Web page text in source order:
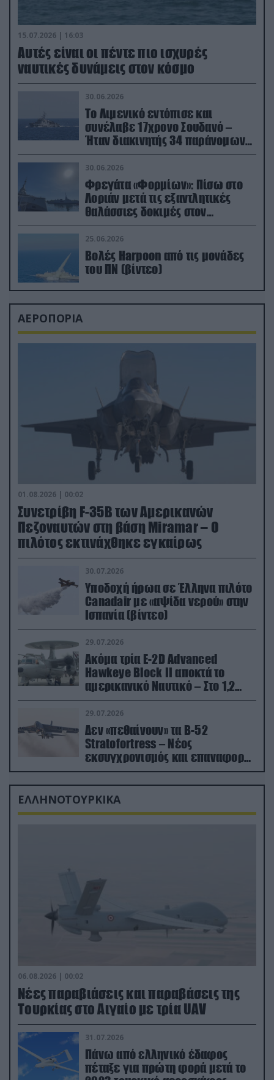
15.07.2026 | 16:03
Aυτές είναι οι πέντε πιο ισχυρές
ναυτικές δυνάμεις στον κόσμο
30.06.2026
Το Λιμενικό εντόπισε και
συνέλαβε 17χρονο Σουδανό –
Ήταν διακινητής 34 παράνομων
μεταναστών
30.06.2026
Φρεγάτα «Φορμίων»: Πίσω στο
Λοριάν μετά τις εξαντλητικές
θαλάσσιες δοκιμές στον
απαιτητικό Βισκαϊκό
25.06.2026
Βολές Harpoon από τις μονάδες
του ΠΝ (βίντεο)
ΑΕΡΟΠΟΡΙΑ
01.08.2026 | 00:02
Συνετρίβη F-35B των Αμερικανών
Πεζοναυτών στη βάση Miramar – Ο
πιλότος εκτινάχθηκε εγκαίρως
30.07.2026
Υποδοχή ήρωα σε Έλληνα πιλότο
Canadair με «αψίδα νερού» στην
Ισπανία (βίντεο)
29.07.2026
Ακόμα τρία E-2D Advanced
Hawkeye Block II αποκτά το
αμερικανικό Ναυτικό – Στο 1,2
δισ.δολάρια το κόστος
29.07.2026
Δεν «πεθαίνουν» τα Β-52
Stratofortress – Νέος
εκσυγχρονισμός και επαναφορά
από τα «νεκροταφεία»
ΕΛΛΗΝΟΤΟΥΡΚΙΚΑ
06.08.2026 | 00:02
Νέες παραβιάσεις και παραβάσεις της
Τουρκίας στο Αιγαίο με τρία UAV
31.07.2026
Πάνω από ελληνικό έδαφος
πέταξε για πρώτη φορά μετά το